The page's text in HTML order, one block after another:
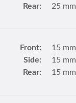
Rear:
25 mm
Front:
15 mm
Side:
15 mm
Rear:
15 mm